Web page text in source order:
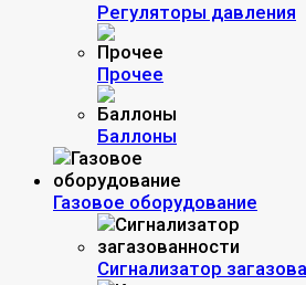
Регуляторы давления
Прочее
Баллоны
Газовое оборудование
Сигнализатор